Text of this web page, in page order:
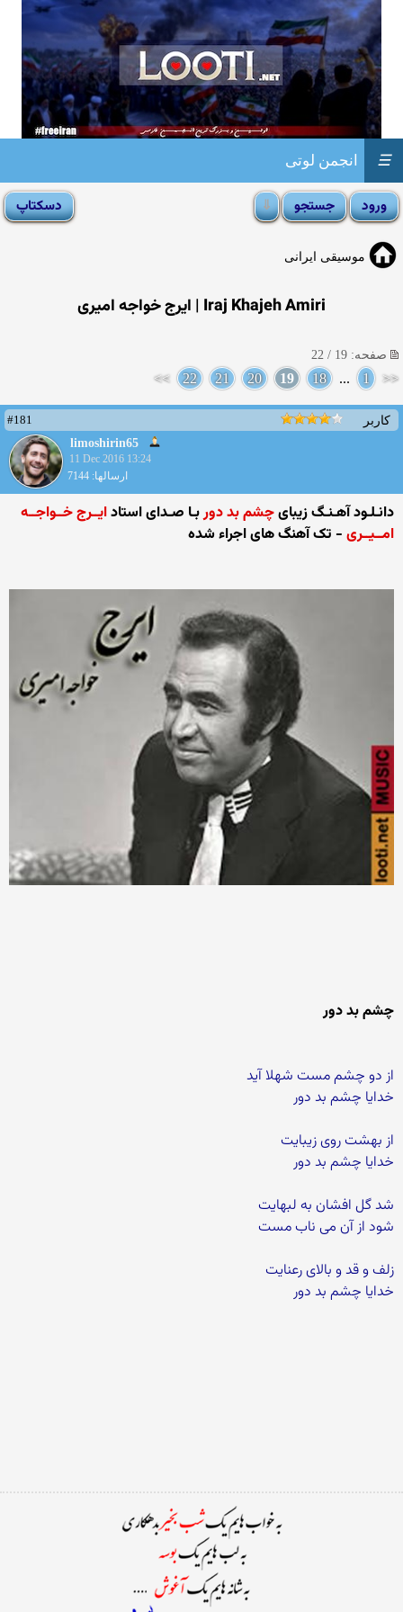
انجمن لوتی ☰
موسیقی ایرانی
Iraj Khajeh Amiri | ایرج خواجه امیری
صفحه: 19 / 22
<<
1
...
18
19
20
21
22
>>
کاربر
#181
limoshirin65
11 Dec 2016 13:24
ارسالها: 7144
دانـلـود آهـنـگ زیبایچشم بد دوربـا صـدای استادایــرج خــواجــه
امــیــری - تک آهنگ های اجراء شده
چشم بد دور
از دو چشم مست شهلا آید
خدایا چشم بد دور
از بهشت روی زیبایت
خدایا چشم بد دور
شد گل افشان به لبهایت
شود از آن می ناب مست
زلف و قد و بالای رعنایت
خدایا چشم بد دور